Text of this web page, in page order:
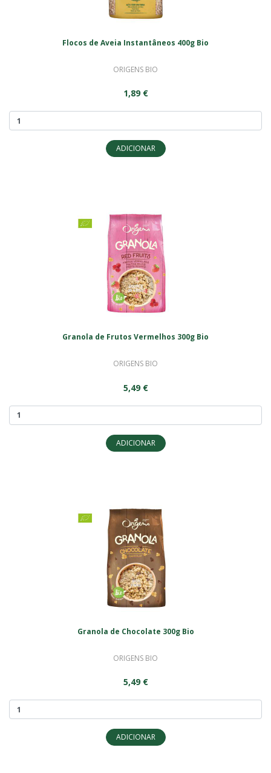
Flocos de Aveia Instantâneos 400g Bio
ORIGENS BIO
1,89 €
ADICIONAR
Granola de Frutos Vermelhos 300g Bio
ORIGENS BIO
5,49 €
ADICIONAR
Granola de Chocolate 300g Bio
ORIGENS BIO
5,49 €
ADICIONAR